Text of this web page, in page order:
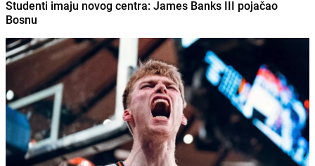
Studenti imaju novog centra: James Banks III pojačao
Bosnu